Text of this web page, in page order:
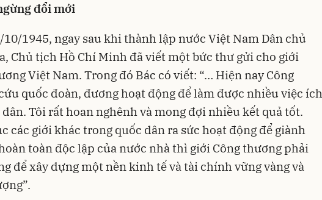
đổi mới
10/1945, ngay sau khi thành lập nước Việt Nam Dân chủ
Chủ tịch Hồ Chí Minh đã viết một bức thư gửi cho giới
Việt Nam. Trong đó Bác có viết: “… Hiện nay Công
quốc đoàn, đương hoạt động để làm được nhiều việc ích
Tôi rất hoan nghênh và mong đợi nhiều kết quả tốt.
các giới khác trong quốc dân ra sức hoạt động để giành
toàn độc lập của nước nhà thì giới Công thương phải
để xây dựng một nền kinh tế và tài chính vững vàng và